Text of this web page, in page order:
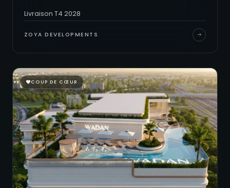
Livraison T4 2028
ZOYA DEVELOPMENTS
COUP DE CŒUR